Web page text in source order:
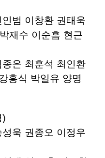
범 이창환 권태욱
재수 이순흠 현근
은 최훈석 최인환
흥식 박일유 양명
)
욱 권종오 이정우